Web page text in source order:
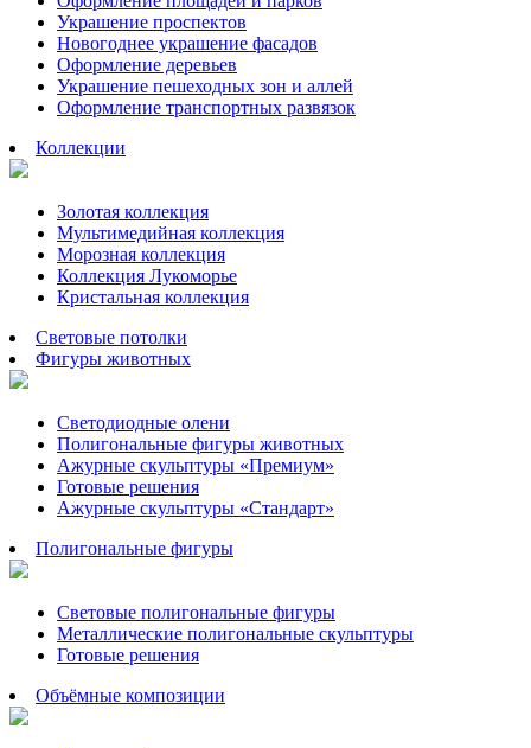
Украшение проспектов
Новогоднее украшение фасадов
Оформление деревьев
Украшение пешеходных зон и аллей
Оформление транспортных развязок
Коллекции
Золотая коллекция
Мультимедийная коллекция
Морозная коллекция
Коллекция Лукоморье
Кристальная коллекция
Световые потолки
Фигуры животных
Светодиодные олени
Полигональные фигуры животных
Ажурные скульптуры «Премиум»
Готовые решения
Ажурные скульптуры «Стандарт»
Полигональные фигуры
Световые полигональные фигуры
Металлические полигональные скульптуры
Готовые решения
Объёмные композиции